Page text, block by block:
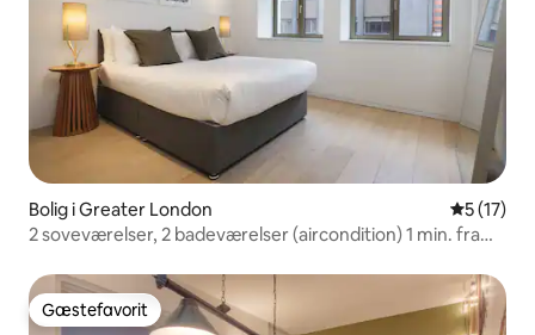
Bolig i Greater London 5 ud af 5
5 (17)
2 soveværelser, 2 badeværelser (aircondition) 1 min. fra
Gæstefavorit
Gæstefavorit